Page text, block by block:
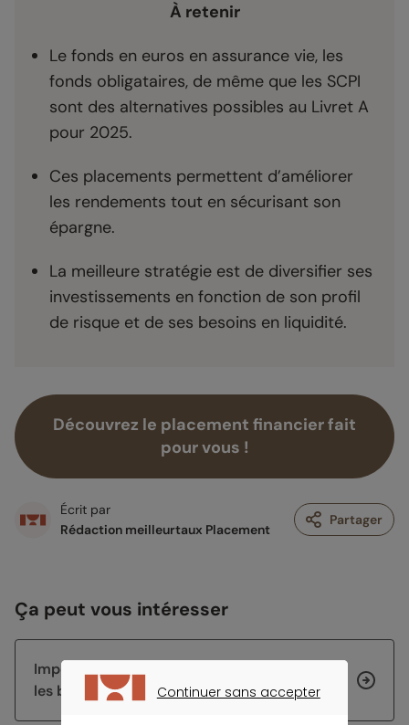
À retenir
Le fonds en euros en assurance vie, les
fonds obligataires, de même que les SCPI
sont des alternatives possibles au Livret A
pour 2025.
Ces placements permettent d’améliorer
les rendements tout en sécurisant son
épargne.
La meilleure stratégie est de diversifier ses
investissements en fonction de son profil
de risque et de ses besoins en liquidité.
Découvrez le placement financier fait
pour vous !
Écrit par
Rédaction meilleurtaux Placement
Partager
Ça peut vous intéresser
Impôt 2026 : les échéances de la rentrée et
les bons réflexes à avoirContinuer sans accepter